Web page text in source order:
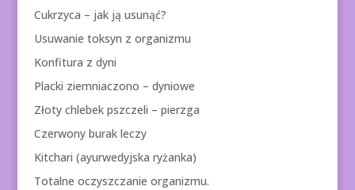
Cukrzyca – jak ją usunąć?
Usuwanie toksyn z organizmu
Konfitura z dyni
Placki ziemniaczono – dyniowe
Złoty chlebek pszczeli – pierzga
Czerwony burak leczy
Kitchari (ayurwedyjska ryżanka)
Totalne oczyszczanie organizmu.